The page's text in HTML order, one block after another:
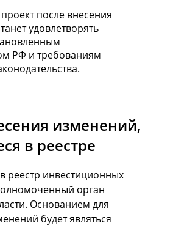
после внесения
удовлетворять
РФ и требованиям
изменений,
в реестре
реестр инвестиционных
орган
Основанием для
будет являться